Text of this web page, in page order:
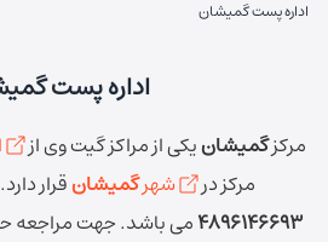
اداره پست گمیشان
اداره پست
مرکزگمیشانیکی از مراکز گیت وی از
مرکز در
شهرگمیشانقرار دارد.
4896146693می باشد.جهت مراجعه